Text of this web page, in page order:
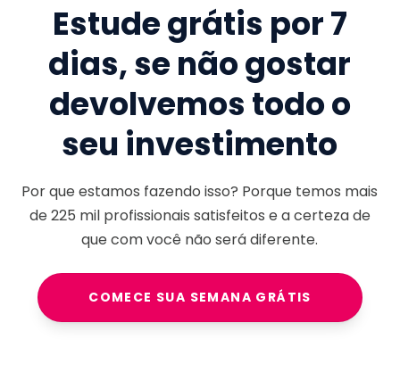
Estude grátis por 7
dias, se não gostar
devolvemos todo o
seu investimento
Por que estamos fazendo isso? Porque temos mais
de225 milprofissionais satisfeitos e a certeza de
que com você não será diferente.
COMECE SUA SEMANA GRÁTIS